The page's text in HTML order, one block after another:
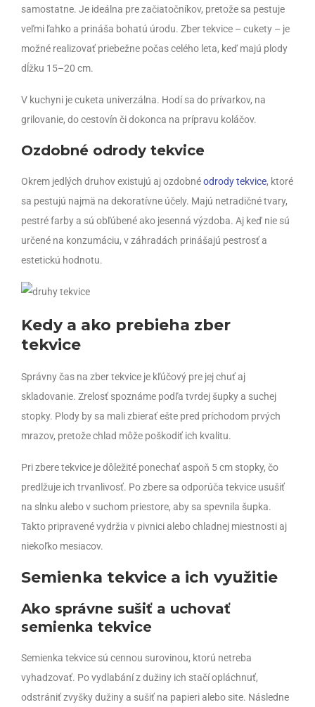
samostatne. Je ideálna pre začiatočníkov, pretože sa pestuje
veľmi ľahko a prináša bohatú úrodu. Zber tekvice – cukety – je
možné realizovať priebežne počas celého leta, keď majú plody
dĺžku 15–20 cm.
V kuchyni je cuketa univerzálna. Hodí sa do prívarkov, na
grilovanie, do cestovín či dokonca na prípravu koláčov.
Ozdobné odrody tekvice
Okrem jedlých druhov existujú aj ozdobnéodrody tekvice, ktoré
sa pestujú najmä na dekoratívne účely. Majú netradičné tvary,
pestré farby a sú obľúbené ako jesenná výzdoba. Aj keď nie sú
určené na konzumáciu, v záhradách prinášajú pestrosť a
estetickú hodnotu.
Kedy a ako prebieha zber
tekvice
Správny čas na zber tekvice je kľúčový pre jej chuť aj
skladovanie. Zrelosť spoznáme podľa tvrdej šupky a suchej
stopky. Plody by sa mali zbierať ešte pred príchodom prvých
mrazov, pretože chlad môže poškodiť ich kvalitu.
Pri zbere tekvice je dôležité ponechať aspoň 5 cm stopky, čo
predlžuje ich trvanlivosť. Po zbere sa odporúča tekvice usušiť
na slnku alebo v suchom priestore, aby sa spevnila šupka.
Takto pripravené vydržia v pivnici alebo chladnej miestnosti aj
niekoľko mesiacov.
Semienka tekvice a ich využitie
Ako správne sušiť a uchovať
semienka tekvice
Semienka tekvice sú cennou surovinou, ktorú netreba
vyhadzovať. Po vydlabání z dužiny ich stačí opláchnuť,
odstrániť zvyšky dužiny a sušiť na papieri alebo site. Následne